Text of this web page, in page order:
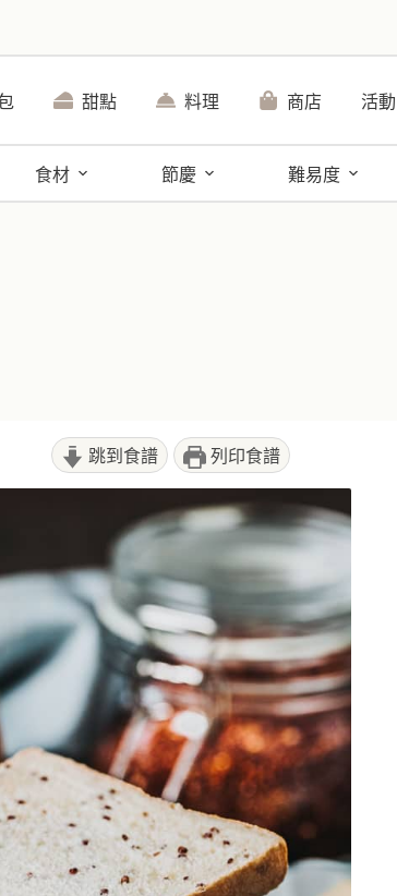
甜點 料理 商店 活動
食材 節慶 難易度
跳到食譜 列印食譜